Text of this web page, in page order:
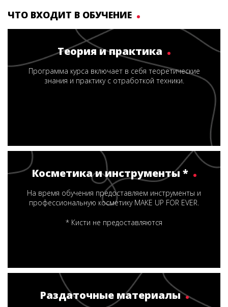
ЧТО ВХОДИТ В ОБУЧЕНИЕ
Теория и практика
Программа курса включает в себя теоретические
знания и практику с отработкой техники.
Косметика и инструменты *
На время обучения предоставляем инструменты и
профессиональную косметику MAKE UP FOR EVER.
* Кисти не предоставляются
Раздаточные материалы